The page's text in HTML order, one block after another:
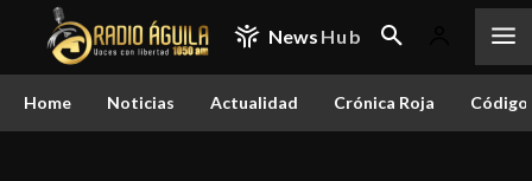
News Hub
Home Noticias Actualidad Crónica Roja